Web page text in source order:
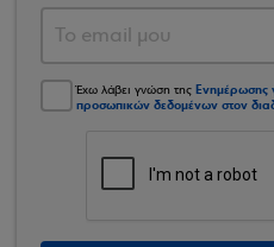
Έχω λάβει γνώση της Ενημέρωσης
προσωπικών δεδομένων στον